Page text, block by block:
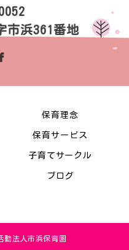
市浜361番地
保育理念
保育サービス
子育てサークル
ブログ
法人市浜保育園